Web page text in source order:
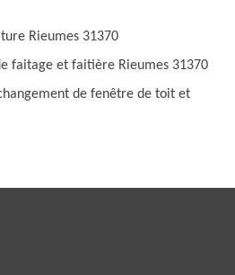
Rieumes 31370
faitage et faitière Rieumes 31370
de fenêtre de toit et